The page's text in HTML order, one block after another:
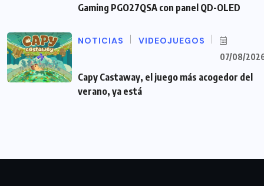
Gaming PGO27QSA con panel QD-OLED
NOTICIAS VIDEOJUEGOS
07/08/
Capy Castaway, el juego más acogedor del
verano, ya está